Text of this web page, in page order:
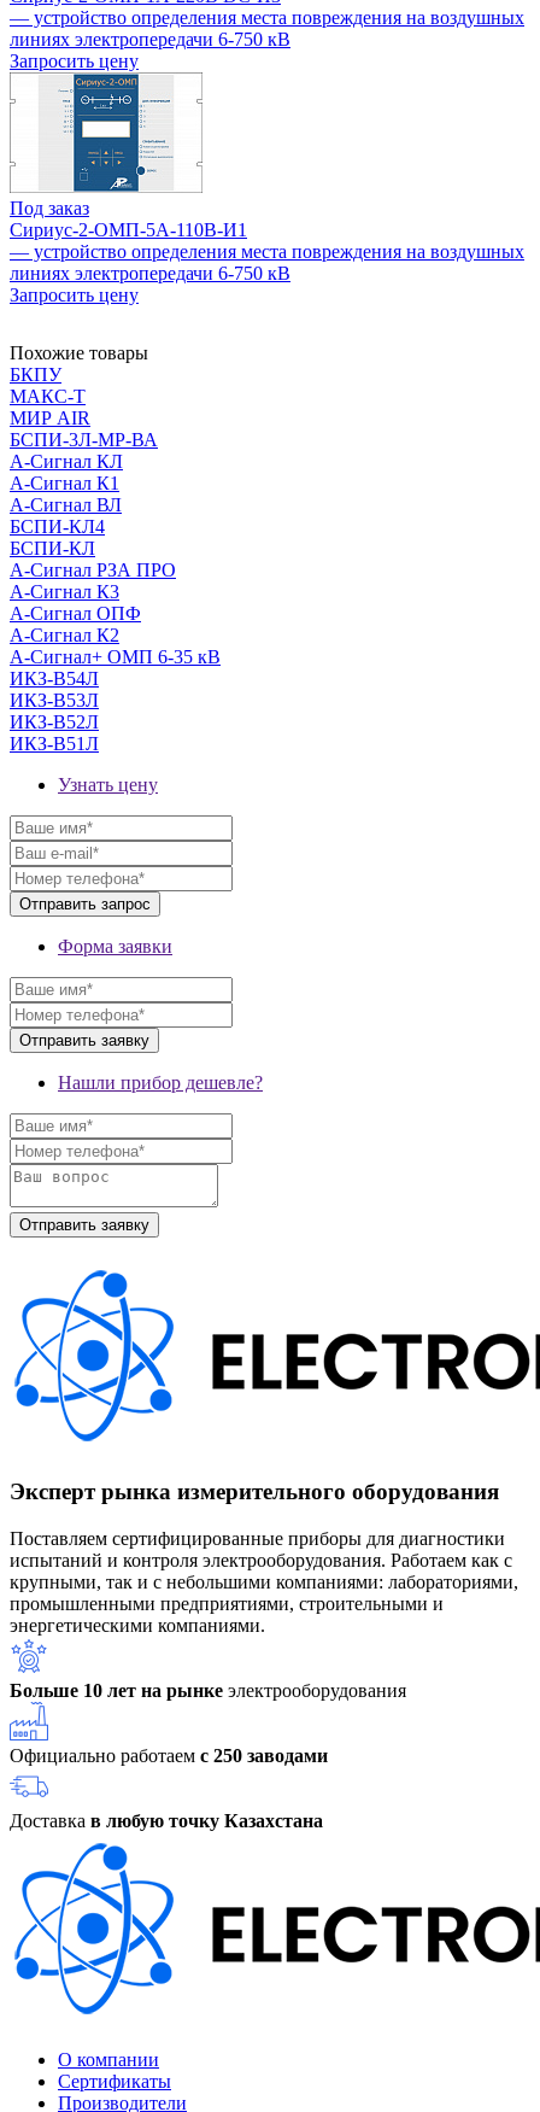
— устройство определения места повреждения на воздушных
линиях электропередачи 6-750 кВ
Запросить цену
Под заказ
Сириус-2-ОМП-5А-110В-И1
— устройство определения места повреждения на воздушных
линиях электропередачи 6-750 кВ
Запросить цену
Похожие товары
БКПУ
МАКС-Т
МИР AIR
БСПИ-3Л-МР-ВА
А-Сигнал КЛ
А-Сигнал К1
А-Сигнал ВЛ
БСПИ-КЛ4
БСПИ-КЛ
А-Сигнал РЗА ПРО
А-Сигнал К3
А-Сигнал ОПФ
А-Сигнал К2
А-Сигнал+ ОМП 6-35 кВ
ИКЗ-В54Л
ИКЗ-В53Л
ИКЗ-В52Л
ИКЗ-В51Л
Узнать цену
Форма заявки
Нашли прибор дешевле?
Эксперт рынка измерительного оборудования
Поставляем сертифицированные приборы для диагностики
испытаний и контроля электрооборудования. Работаем как с
крупными, так и с небольшими компаниями: лабораториями,
промышленными предприятиями, строительными и
энергетическими компаниями.
Больше 10 лет на рынке электрооборудования
Официально работаем с 250 заводами
Доставка в любую точку Казахстана
О компании
Сертификаты
Производители